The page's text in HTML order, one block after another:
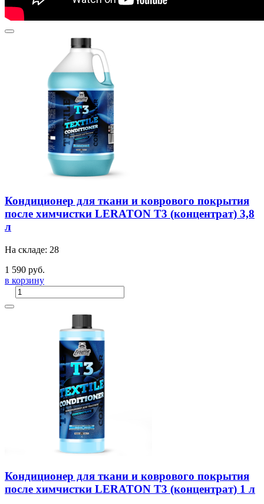
Кондиционер для ткани и коврового покрытия
после химчистки LERATON T3 (концентрат) 3,8
л
На складе: 28
1 590 руб.
в корзину
Кондиционер для ткани и коврового покрытия
после химчистки LERATON T3 (концентрат) 1 л